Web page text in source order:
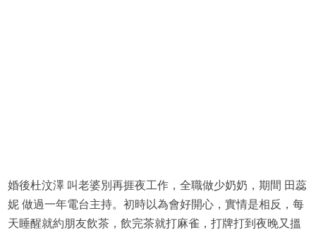
婚後杜汶澤 叫老婆別再捱夜工作，全職做少奶奶，期間 田蕊
妮 做過一年電台主持。初時以為會好開心，實情是相反，每
天睡醒就約朋友飲茶，飲完茶就打麻雀，打牌打到夜晚又搵